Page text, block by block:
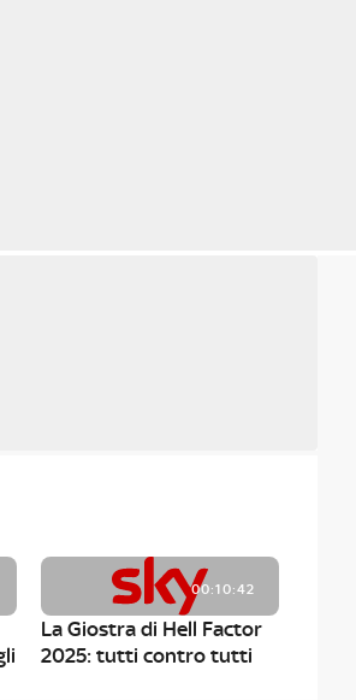
00:10:42
La Giostra di Hell Factor
2025: tutti contro tutti